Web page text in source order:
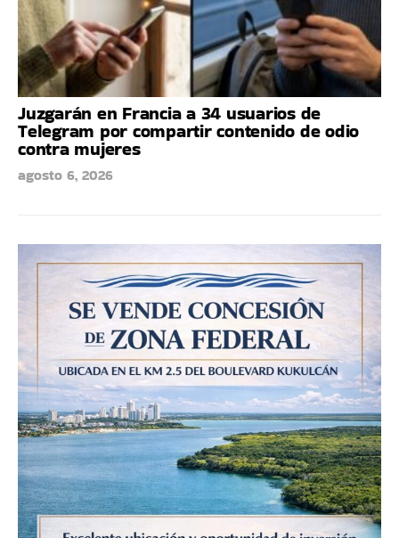
Juzgarán en Francia a 34 usuarios de
Telegram por compartir contenido de odio
contra mujeres
agosto 6, 2026